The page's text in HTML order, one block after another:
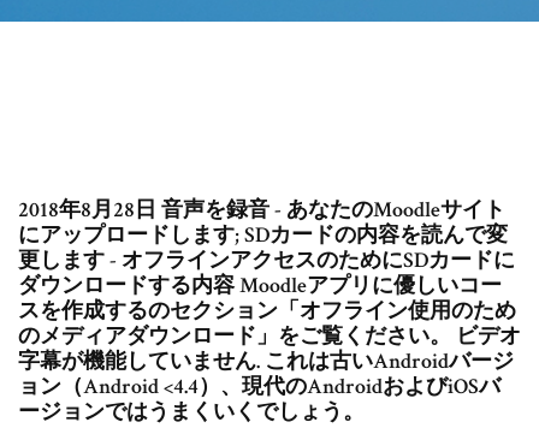
2018年8月28日 音声を録音 - あなたのMoodleサイト
にアップロードします; SDカードの内容を読んで変
更します - オフラインアクセスのためにSDカードに
ダウンロードする内容 Moodleアプリに優しいコー
スを作成するのセクション「オフライン使用のため
のメディアダウンロード」をご覧ください。 ビデオ
字幕が機能していません. これは古いAndroidバージ
ョン（Android <4.4）、現代のAndroidおよびiOSバ
ージョンではうまくいくでしょう。